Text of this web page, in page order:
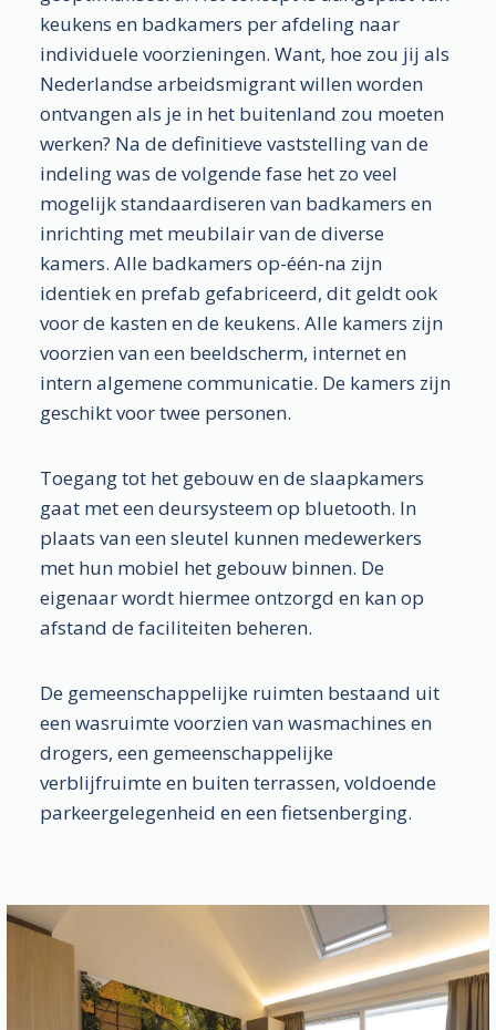
keukens en badkamers per afdeling naar
individuele voorzieningen. Want, hoe zou jij als
Nederlandse arbeidsmigrant willen worden
ontvangen als je in het buitenland zou moeten
werken? Na de definitieve vaststelling van de
indeling was de volgende fase het zo veel
mogelijk standaardiseren van badkamers en
inrichting met meubilair van de diverse
kamers. Alle badkamers op-één-na zijn
identiek en prefab gefabriceerd, dit geldt ook
voor de kasten en de keukens. Alle kamers zijn
voorzien van een beeldscherm, internet en
intern algemene communicatie. De kamers zijn
geschikt voor twee personen.
Toegang tot het gebouw en de slaapkamers
gaat met een deursysteem op bluetooth. In
plaats van een sleutel kunnen medewerkers
met hun mobiel het gebouw binnen. De
eigenaar wordt hiermee ontzorgd en kan op
afstand de faciliteiten beheren.
De gemeenschappelijke ruimten bestaand uit
een wasruimte voorzien van wasmachines en
drogers, een gemeenschappelijke
verblijfruimte en buiten terrassen, voldoende
parkeergelegenheid en een fietsenberging.